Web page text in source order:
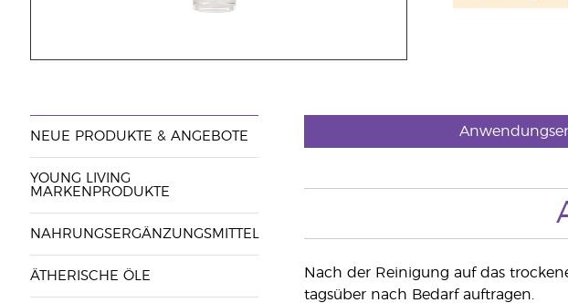
NEUE PRODUKTE & ANGEBOTE
YOUNG LIVING
MARKENPRODUKTE
NAHRUNGSERGÄNZUNGSMITTEL
ÄTHERISCHE ÖLE
Nach der Reinigung auf das
tagsüber nach Bedarf auftragen.